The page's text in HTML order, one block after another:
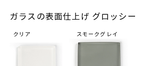
ガラスの表面仕上げ グロッシー
クリア スモークグレイ